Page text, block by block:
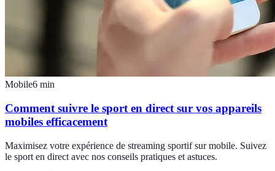
Mobile6 min
Comment suivre le sport en direct sur vos appareils
mobiles efficacement
Maximisez votre expérience de streaming sportif sur mobile. Suivez
le sport en direct avec nos conseils pratiques et astuces.